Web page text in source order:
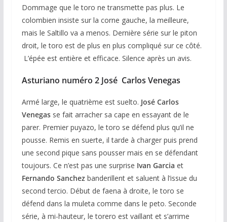
Dommage que le toro ne transmette pas plus. Le
colombien insiste sur la corne gauche, la meilleure,
mais le Saltillo va a menos. Dernière série sur le piton
droit, le toro est de plus en plus compliqué sur ce côté.
L’épée est entière et efficace. Silence après un avis.
Asturiano numéro 2 José Carlos Venegas
Armé large, le quatrième est suelto. José Carlos
Venegasse fait arracher sa cape en essayant de le
parer. Premier puyazo, le toro se défend plus qu’il ne
pousse. Remis en suerte, il tarde à charger puis prend
une second pique sans pousser mais en se défendant
toujours. Ce n’est pas une surprise Ivan Garcia et
Fernando Sanchez banderillent et saluent à l’issue du
second tercio. Début de faena à droite, le toro se
défend dans la muleta comme dans le peto. Seconde
série, à mi-hauteur, le torero est vaillant et s’arrime